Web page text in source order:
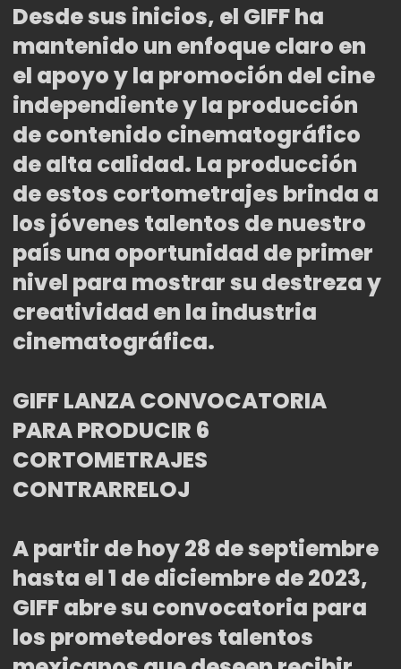
Desde sus inicios, el GIFF ha
mantenido un enfoque claro en
el apoyo y la promoción del cine
independiente y la producción
de contenido cinematográfico
de alta calidad. La producción
de estos cortometrajes brinda a
los jóvenes talentos de nuestro
país una oportunidad de primer
nivel para mostrar su destreza y
creatividad en la industria
cinematográfica.
GIFF LANZA CONVOCATORIA
PARA PRODUCIR 6
CORTOMETRAJES
CONTRARRELOJ
A partir de hoy 28 de septiembre
hasta el 1 de diciembre de 2023,
GIFF abre su convocatoria para
los prometedores talentos